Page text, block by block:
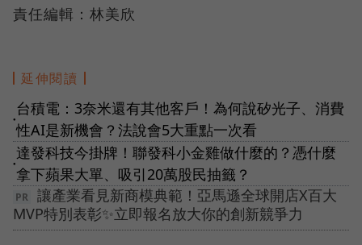
責任編輯：林美欣
延伸閱讀
●
台積電：3奈米還有其他客戶！為何說矽光子、消費
性AI是新機會？法說會5大重點一次看
●
達發科技今掛牌！聯發科小金雞做什麼的？憑什麼
拿下蘋果大單、吸引20萬股民抽籤？
讓產業看見新商模典範！亞馬遜全球開店X百大
MVP特別表彰✨立即報名放大你的創新競爭力